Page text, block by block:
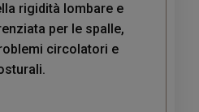
rigidità lombare e
per le spalle,
circolatori e